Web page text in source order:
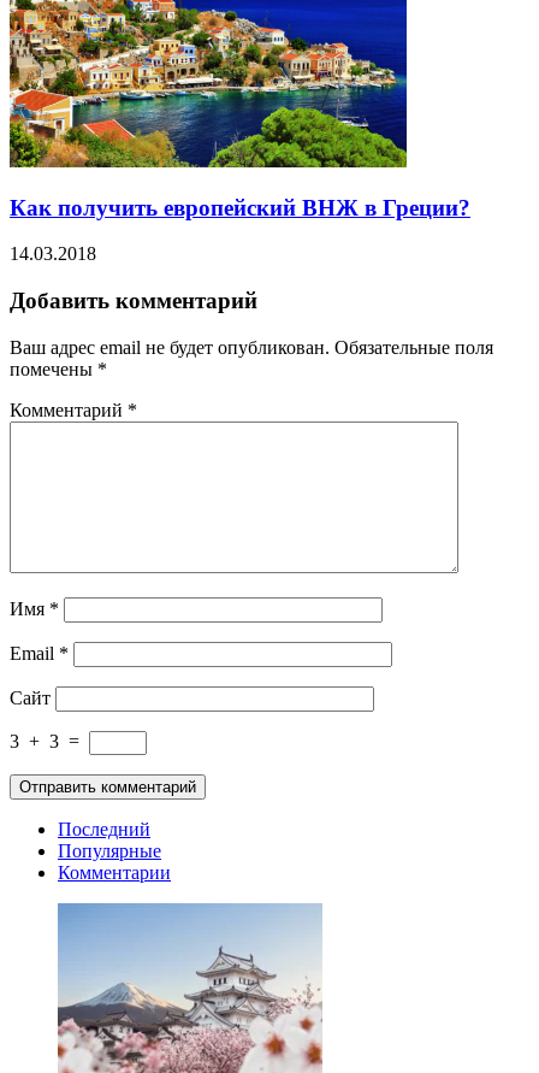
Как получить европейский ВНЖ в Греции?
14.03.2018
Добавить комментарий
Ваш адрес email не будет опубликован. Обязательные поля
помечены *
Комментарий *
Имя *
Email *
Сайт
3 + 3 =
Последний
Популярные
Комментарии